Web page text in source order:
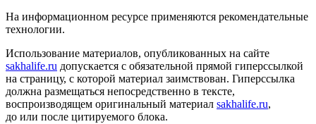
На информационном ресурсе применяются рекомендательные
технологии.
Использование материалов, опубликованных на сайте
sakhalife.ru допускается с обязательной прямой гиперссылкой
на страницу, с которой материал заимствован. Гиперссылка
должна размещаться непосредственно в тексте,
воспроизводящем оригинальный материал sakhalife.ru,
до или после цитируемого блока.